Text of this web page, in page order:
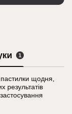
1
щодня,
результатів